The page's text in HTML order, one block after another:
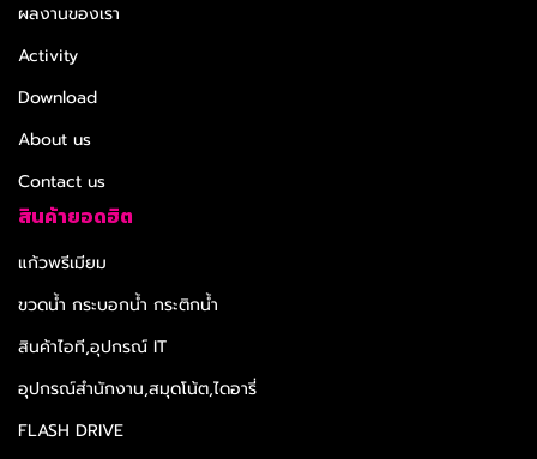
ผลงานของเรา
Activity
Download
About us
Contact us
สินค้ายอดฮิต
แก้วพรีเมียม
ขวดน้ำ กระบอกน้ำ กระติกน้ำ
สินค้าไอที,อุปกรณ์ IT
อุปกรณ์สำนักงาน,สมุดโน้ต,ไดอารี่
FLASH DRIVE